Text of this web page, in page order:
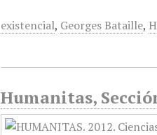
existencial, Georges Bataille,
Humanitas,